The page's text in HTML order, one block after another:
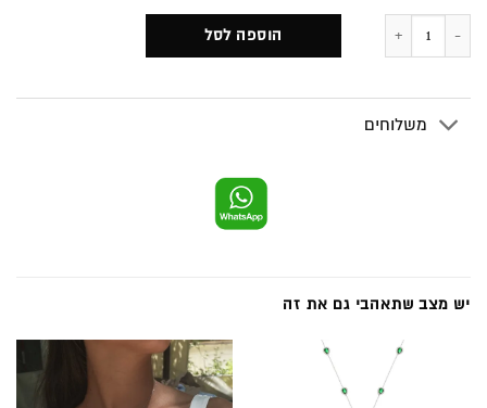
הוספה לסל
משלוחים
יש מצב שתאהבי גם את זה